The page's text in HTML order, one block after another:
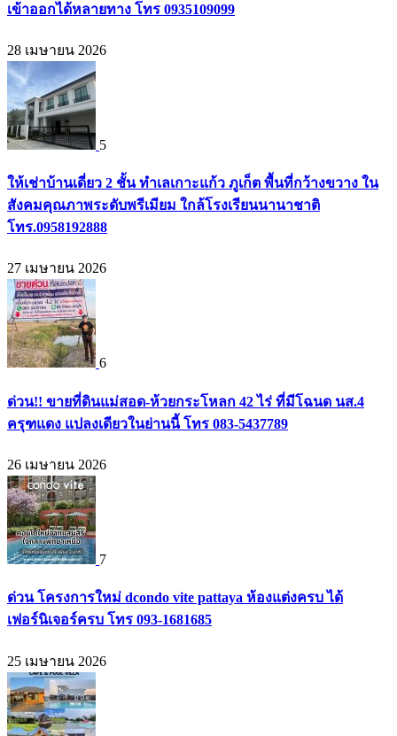
เข้าออกได้หลายทาง โทร 0935109099
28 เมษายน 2026
5
ให้เช่าบ้านเดี่ยว 2 ชั้น ทำเลเกาะแก้ว ภูเก็ต พื้นที่กว้างขวาง ใน
สังคมคุณภาพระดับพรีเมียม ใกล้โรงเรียนนานาชาติ
โทร.0958192888
27 เมษายน 2026
6
ด่วน!! ขายที่ดินแม่สอด-ห้วยกระโหลก 42 ไร่ ที่มีโฉนด นส.4
ครุฑแดง แปลงเดียวในย่านนี้ โทร 083-5437789
26 เมษายน 2026
7
ด่วน โครงการใหม่ dcondo vite pattaya ห้องแต่งครบ ได้
เฟอร์นิเจอร์ครบ โทร 093-1681685
25 เมษายน 2026